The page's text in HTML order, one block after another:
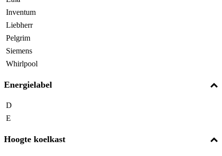
Inventum
Liebherr
Pelgrim
Siemens
Whirlpool
Energielabel
D
E
Hoogte koelkast